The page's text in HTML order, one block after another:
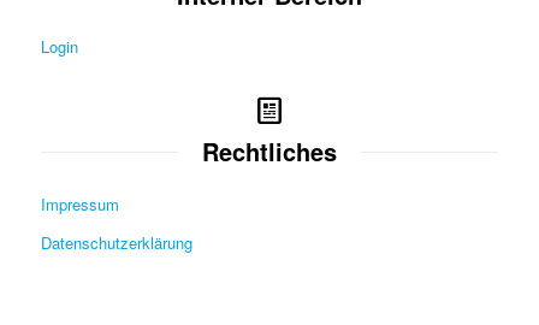
Login
Rechtliches
Impressum
Datenschutzerklärung